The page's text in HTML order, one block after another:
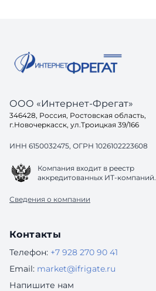
ООО «Интернет-Фрегат»
346428, Россия, Ростовская область,
г.Новочеркасск, ул.Троицкая 39/166
ИНН 6150032475, ОГРН 1026102223608
Компания входит в реестр
аккредитованных ИТ-компаний.
Сведения о компании
Контакты
Телефон: +7 928 270 90 41
Email: market@ifrigate.ru
Напишите нам